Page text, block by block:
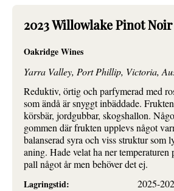
2023 Willowlake Pinot Noir
Oakridge Wines
Yarra Valley, Port Phillip, Victoria,
Reduktiv, örtig och parfymerad med
som ändå är snyggt inbäddade.
körsbär, jordgubbar, skogshallon.
gommen där frukten upplevs något
balanserad syra och viss struktur som
aning. Hade velat ha ner temperaturen
pall något år men behöver det ej.
Lagringstid:
2025-